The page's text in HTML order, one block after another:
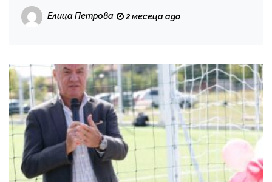
държавните служители
Елица Петрова 2 месеца ago